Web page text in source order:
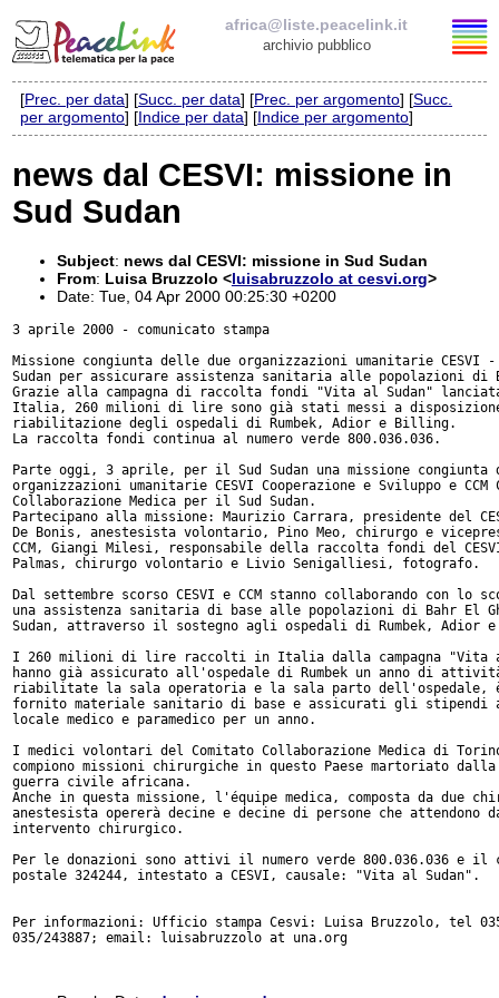
africa@liste.peacelink.it
archivio pubblico
Elenco delle liste
Policy delle liste di PeaceLink
Informativa sulla privacy
Richieste di rimozione
[Prec. per data] [Succ. per data] [Prec. per argomento] [Succ.
per argomento] [Indice per data] [Indice per argomento]
news dal CESVI: missione in
Sud Sudan
Subject: news dal CESVI: missione in Sud Sudan
From: Luisa Bruzzolo <luisabruzzolo at cesvi.org>
Date: Tue, 04 Apr 2000 00:25:30 +0200
3 aprile 2000 - comunicato stampa
Missione congiunta delle due organizzazioni umanitarie CESVI -
Sudan per assicurare assistenza sanitaria alle popolazioni di
Grazie alla campagna di raccolta fondi "Vita al Sudan"
Italia, 260 milioni di lire sono già stati messi a
riabilitazione degli ospedali di Rumbek, Adior e Billing.
La raccolta fondi continua al numero verde 800.036.036.
Parte oggi, 3 aprile, per il Sud Sudan una missione congiunta
organizzazioni umanitarie CESVI Cooperazione e Sviluppo e CCM
Collaborazione Medica per il Sud Sudan.
Partecipano alla missione: Maurizio Carrara, presidente del
De Bonis, anestesista volontario, Pino Meo, chirurgo e
CCM, Giangi Milesi, responsabile della raccolta fondi del
Palmas, chirurgo volontario e Livio Senigalliesi, fotografo.
Dal settembre scorso CESVI e CCM stanno collaborando con lo
una assistenza sanitaria di base alle popolazioni di Bahr El
Sudan, attraverso il sostegno agli ospedali di Rumbek, Adior
I 260 milioni di lire raccolti in Italia dalla campagna "Vita
hanno già assicurato all'ospedale di Rumbek un anno di
riabilitate la sala operatoria e la sala parto dell'ospedale,
fornito materiale sanitario di base e assicurati gli stipendi
locale medico e paramedico per un anno.
I medici volontari del Comitato Collaborazione Medica di
compiono missioni chirurgiche in questo Paese martoriato
guerra civile africana.
Anche in questa missione, l'équipe medica, composta da due
anestesista opererà decine e decine di persone che attendono
intervento chirurgico.
Per le donazioni sono attivi il numero verde 800.036.036 e il
postale 324244, intestato a CESVI, causale: "Vita al Sudan".
Per informazioni: Ufficio stampa Cesvi: Luisa Bruzzolo, tel
035/243887; email: luisabruzzolo at una.org